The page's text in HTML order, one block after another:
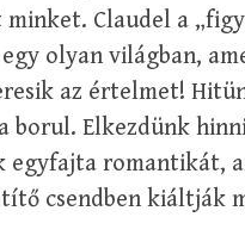
Claudel a
olyan világban,
az értelmet!
borul. Elkezdünk
romantikát,
csendben kiáltják